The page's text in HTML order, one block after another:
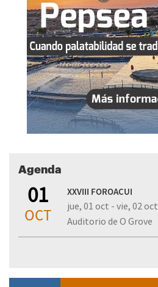
Agenda
01
OCT
XXVIII FOROACUI
jue, 01 oct - vie, 02 oct
Auditorio de O Grove